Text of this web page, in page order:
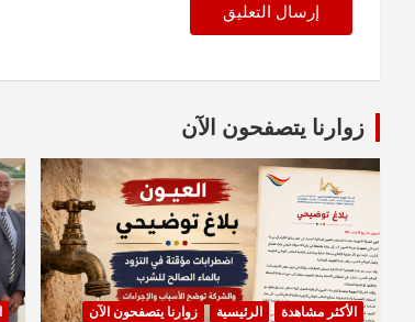
زوارنا يتصفحون الآن
الأكثر مشاهدة الرئيسية
زوارنا يتصفحون الآن